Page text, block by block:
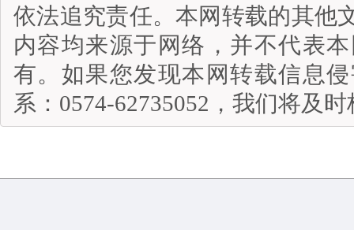
依法追究责任。本网转载的其他
内容均来源于网络，并不代表
有。如果您发现本网转载信息
系：0574-62735052，我们将及